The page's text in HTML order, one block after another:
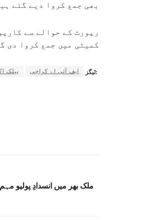
بھی جمع کروا دیے گئے
رپورٹ کے حوالے سے
کمیٹی میں جمع کروا دی
ٹیگز: ایف آئی اے کراچی پبلک
ملک بھر میں انسدادِ پولیو